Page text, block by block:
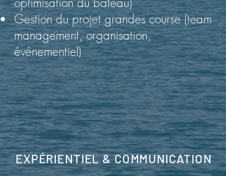
Gestion du projet grandes course (team
management, organisation,
événementiel)
EXPÉRIENTIEL & COMMUNICATION